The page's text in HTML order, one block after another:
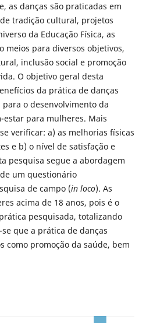
as danças são praticadas em
tradição cultural, projetos
da Educação Física, as
meios para diversos objetivos,
inclusão social e promoção
O objetivo geral desta
da prática de danças
o desenvolvimento da
estar para mulheres. Mais
verificar: a) as melhorias físicas
e b) o nível de satisfação e
pesquisa segue a abordagem
um questionário
de campo (in loco). As
acima de 18 anos, pois é o
pesquisada, totalizando
que a prática de danças
como promoção da saúde, bem